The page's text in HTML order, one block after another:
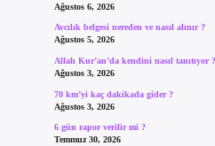
Ağustos 6, 2026
Avcılık belgesi nereden ve nasıl alınır ?
Ağustos 5, 2026
Allah Kur’an’da kendini nasıl tanıtıyor ?
Ağustos 3, 2026
70 km’yi kaç dakikada gider ?
Ağustos 3, 2026
6 gün rapor verilir mi ?
Temmuz 30, 2026